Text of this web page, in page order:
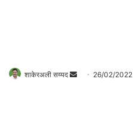
शाकेरअली सय्यद 26/02/2022